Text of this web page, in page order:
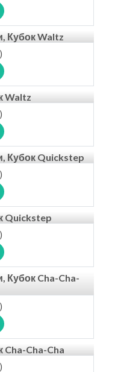
Кубок Waltz
Waltz
Кубок Quickstep
Quickstep
Кубок Cha-Cha-
Cha-Cha